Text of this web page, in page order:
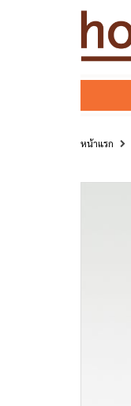
หน้าแรก